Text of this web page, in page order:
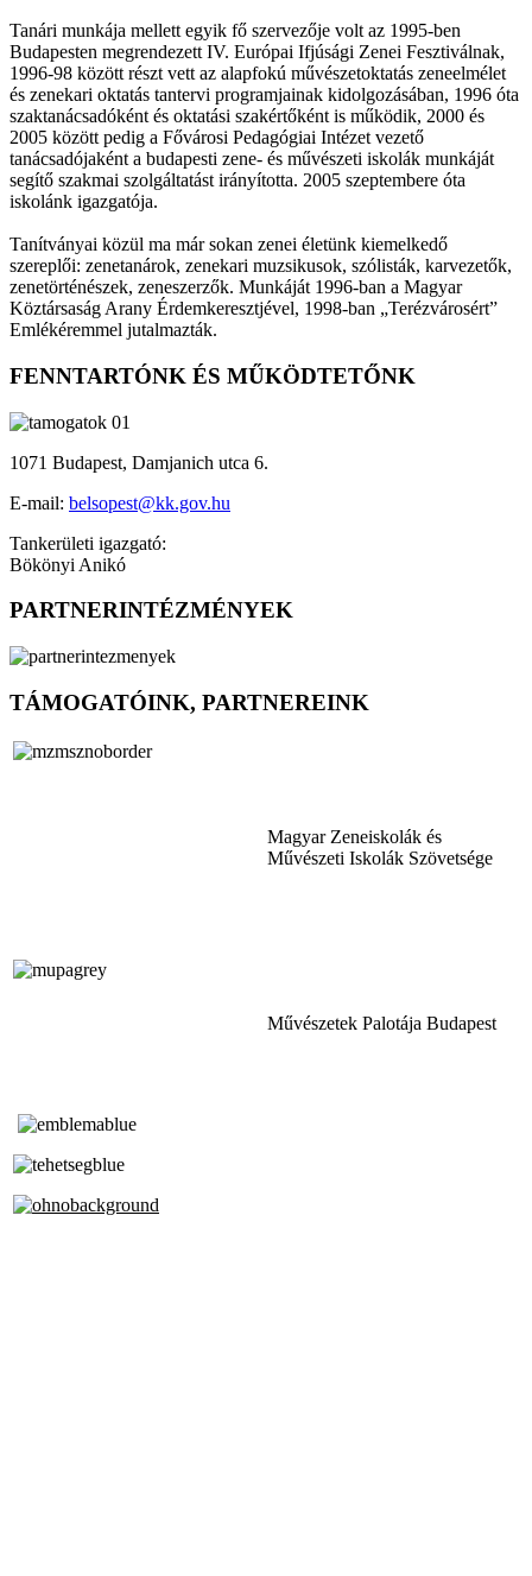
Tanári munkája mellett egyik fő szervezője volt az 1995-ben
Budapesten megrendezett IV. Európai Ifjúsági Zenei Fesztiválnak,
1996-98 között részt vett az alapfokú művészetoktatás zeneelmélet
és zenekari oktatás tantervi programjainak kidolgozásában, 1996 óta
szaktanácsadóként és oktatási szakértőként is működik, 2000 és
2005 között pedig a Fővárosi Pedagógiai Intézet vezető
tanácsadójaként a budapesti zene- és művészeti iskolák munkáját
segítő szakmai szolgáltatást irányította. 2005 szeptembere óta
iskolánk igazgatója.
Tanítványai közül ma már sokan zenei életünk kiemelkedő
szereplői: zenetanárok, zenekari muzsikusok, szólisták, karvezetők,
zenetörténészek, zeneszerzők. Munkáját 1996-ban a Magyar
Köztársaság Arany Érdemkeresztjével, 1998-ban „Terézvárosért”
Emlékéremmel jutalmazták.
FENNTARTÓNK ÉS MŰKÖDTETŐNK
1071 Budapest, Damjanich utca 6.
E-mail: belsopest@kk.gov.hu
Tankerületi igazgató:
Bökönyi Anikó
PARTNERINTÉZMÉNYEK
TÁMOGATÓINK, PARTNEREINK
Magyar Zeneiskolák és
Művészeti Iskolák Szövetsége
Művészetek Palotája Budapest